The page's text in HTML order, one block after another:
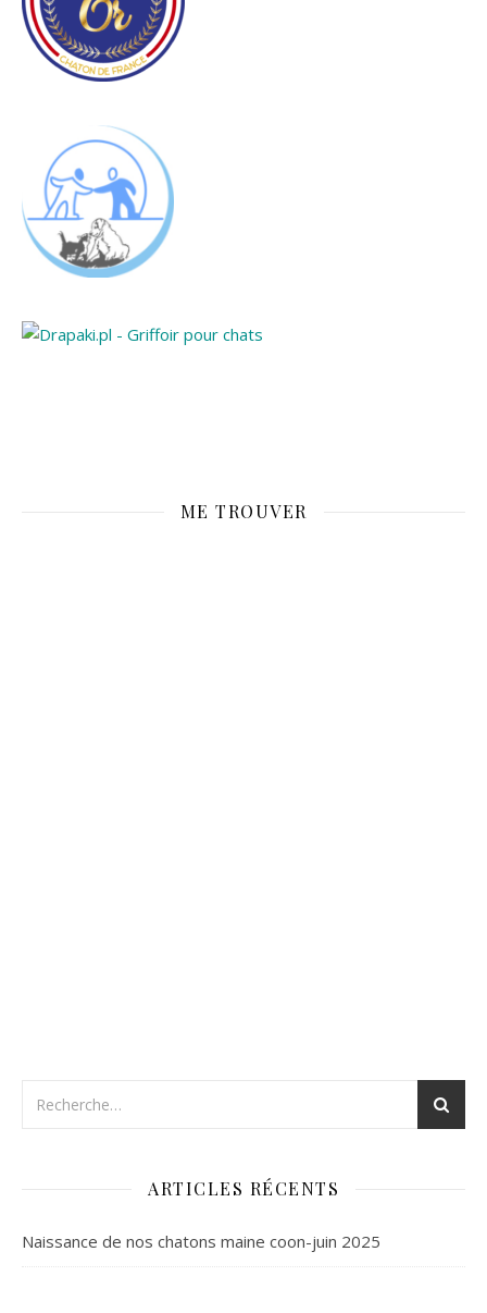
ME TROUVER
ARTICLES RÉCENTS
Naissance de nos chatons maine coon-juin 2025